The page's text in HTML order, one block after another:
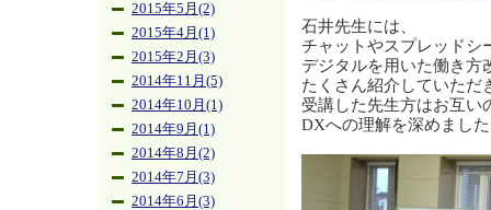
2015年5月(2)
2015年4月(1)
2015年2月(3)
2014年11月(5)
2014年10月(1)
2014年9月(1)
2014年8月(2)
2014年7月(3)
2014年6月(3)
石井先生には、
チャットやスプレッドシ
デジタルを用いた働き方
たくさん紹介していただ
受講した先生方はお互い
DXへの理解を深めまし